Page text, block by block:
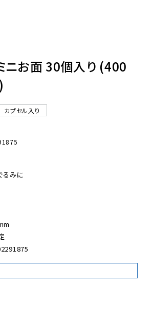
7659
ニお面 30個入り (400
カプセル入り
るみに